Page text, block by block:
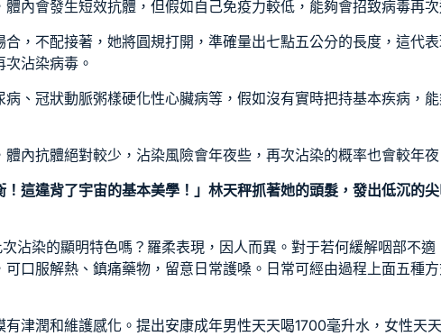
內會發生短效抗體，但假如自己免疫力較低，能夠會招致病毒再次
，不配接著，她將圓規打開，準確量出七點五公分的長度，這代表
沾染病毒。
、冠狀動脈粥樣硬化性心臟病等，假如沒有實時把持基本疾病，
內抗體絕對較少，沾染風險會年夜些，再次沾染的概率也會較年夜
這違背了宇宙的基本美學！」林天秤抓著她的頭髮，發出低沉的
沾染的顯明特色嗎？羅柔表現，因人而異。對于若何緩解咽部不
口服解熱、鎮痛藥物，留意日常護嗓。日常可經由過程上面五種
津潤和維護感化。提出安康成年男性天天喝1700毫升水，女性天